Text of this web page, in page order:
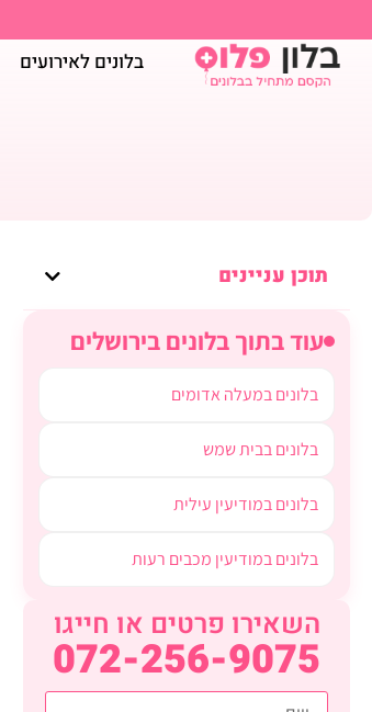
בלונים לאירועים
תוכן עניינים
עוד בתוך בלונים בירושלים
בלונים במעלה אדומים
בלונים בבית שמש
בלונים במודיעין עילית
בלונים במודיעין מכבים רעות
השאירו פרטים או חייגו
072-256-9075